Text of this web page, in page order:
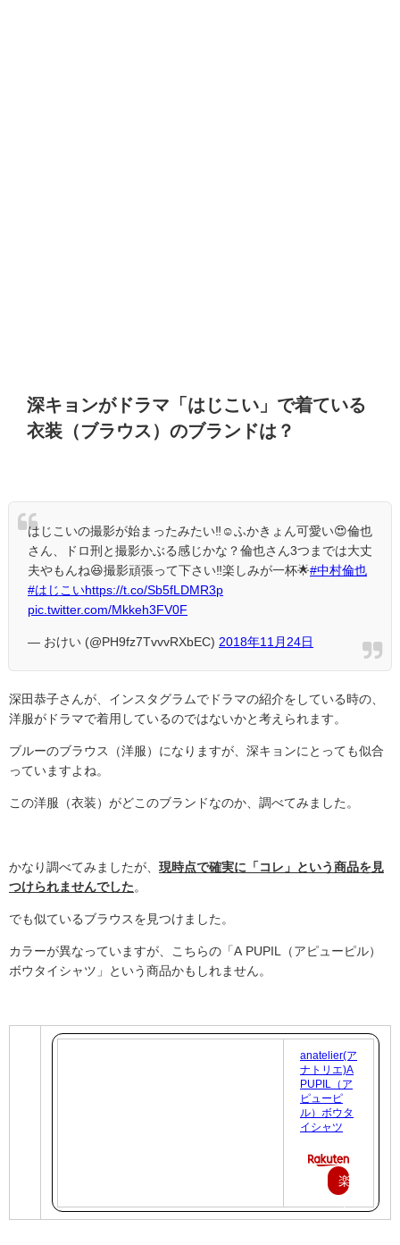
深キョンがドラマ「はじこい」で着ている
衣装（ブラウス）のブランドは？
はじこいの撮影が始まったみたい‼️☺️ふかきょん可愛い😍倫也
さん、ドロ刑と撮影かぶる感じかな？倫也さん3つまでは大丈
夫やもんね😆撮影頑張って下さい‼️楽しみが一杯🌟#中村倫也
#はじこいhttps://t.co/Sb5fLDMR3p
pic.twitter.com/Mkkeh3FV0F
— おけい (@PH9fz7TvvvRXbEC) 2018年11月24日
深田恭子さんが、インスタグラムでドラマの紹介をしている時の、
洋服がドラマで着用しているのではないかと考えられます。
ブルーのブラウス（洋服）になりますが、深キョンにとっても似合
っていますよね。
この洋服（衣装）がどこのブランドなのか、調べてみました。
かなり調べてみましたが、 現時点で確実に「コレ」という商品を見
つけられませんでした 。
でも似ているブラウスを見つけました。
カラーが異なっていますが、こちらの「 A PUPIL
（アピューピル）
ボウタイシャツ」という商品かもしれません。
anatelier(ア
ナトリエ)A
PUPIL（ア
ピューピ
ル）ボウタ
イシャツ
楽
天